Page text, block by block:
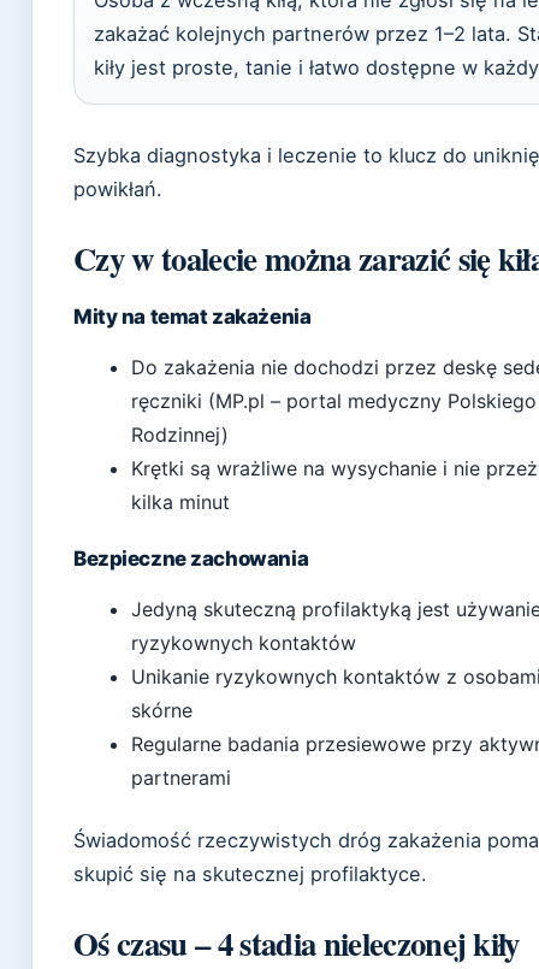
zakażać kolejnych partnerów przez 1–2 lata.
kiły jest proste, tanie i łatwo dostępne w
Szybka diagnostyka i leczenie to klucz do
powikłań.
Czy w toalecie można zarazić się
Mity na temat zakażenia
Do zakażenia nie dochodzi przez deskę
ręczniki (MP.pl – portal medyczny
Rodzinnej)
Krętki są wrażliwe na wysychanie i nie
kilka minut
Bezpieczne zachowania
Jedyną skuteczną profilaktyką jest
ryzykownych kontaktów
Unikanie ryzykownych kontaktów z
skórne
Regularne badania przesiewowe przy
partnerami
Świadomość rzeczywistych dróg zakażenia
skupić się na skutecznej profilaktyce.
Oś czasu – 4 stadia nieleczonej kiły